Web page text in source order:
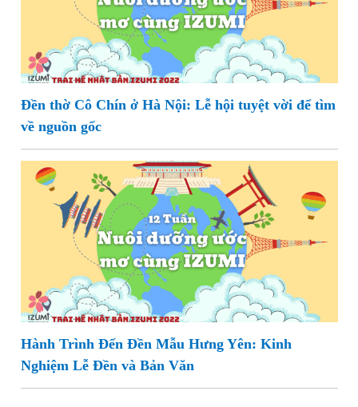
Đền thờ Cô Chín ở Hà Nội: Lễ hội tuyệt vời để tìm
về nguồn gốc
Hành Trình Đến Đền Mẫu Hưng Yên: Kinh
Nghiệm Lễ Đền và Bản Văn